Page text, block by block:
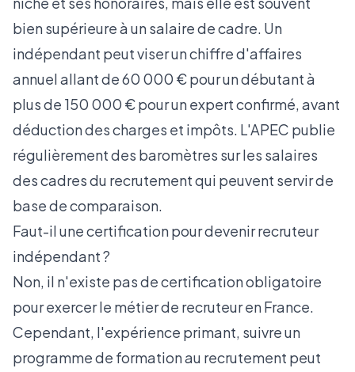
bien supérieure à un salaire de cadre. Un
indépendant peut viser un chiffre d'affaires
annuel allant de 60 000 € pour un débutant à
plus de 150 000 € pour un expert confirmé, avant
déduction des charges et impôts. L'APEC publie
régulièrement des baromètres sur les salaires
des cadres du recrutementqui peuvent servir de
base de comparaison.
Faut-il une certification pour devenir recruteur
indépendant ?
Non, il n'existe pas de certification obligatoire
pour exercer le métier de recruteur en France.
Cependant, l'expérience primant, suivre un
programme de formation au recrutement peut